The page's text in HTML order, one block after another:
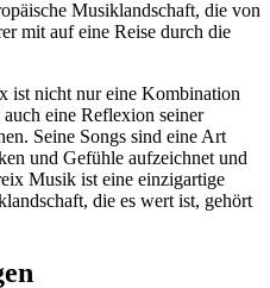
Musiklandschaft, die von
mit auf eine Reise durch die
nicht nur eine Kombination
eine Reflexion seiner
Seine Songs sind eine Art
und Gefühle aufzeichnet und
Musik ist eine einzigartige
die es wert ist, gehört